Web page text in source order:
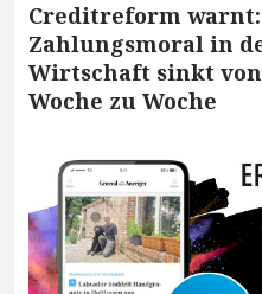
Creditreform warnt:
Zahlungsmoral in
Wirtschaft sinkt von
Woche zu Woche